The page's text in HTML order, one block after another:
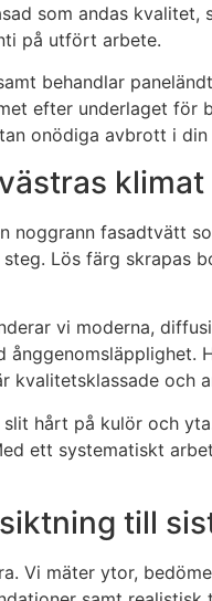
som andas
på utfört arbete.
behandlar
efter underlaget
onödiga avbrott i din
klimat
fasadtvätt
Lös färg
vi moderna,
och
hårt på kulör och
ett systematiskt
till
Vi mäter ytor,